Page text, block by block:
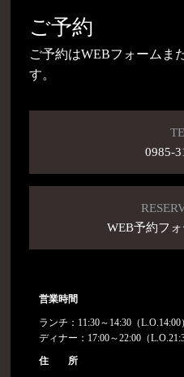
ご予約
ご予約はWEBフォームま
す。
0985-
WEB予約フ
営業時間
ランチ：11:30～14:30（
ディナー：17:00～22:00（
住 所